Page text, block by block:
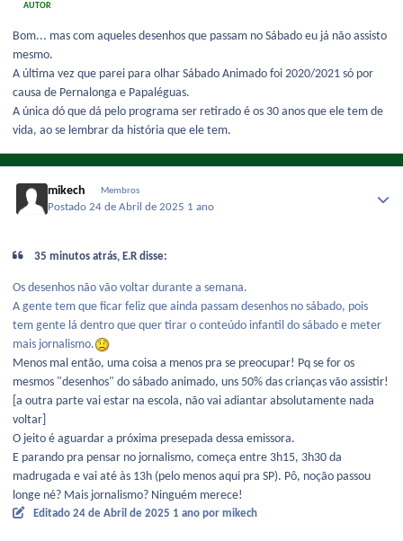
AUTOR
Bom... mas com aqueles desenhos que passam no Sábado eu já não assisto
mesmo.
A última vez que parei para olhar Sábado Animado foi 2020/2021 só por
causa de Pernalonga e Papaléguas.
A única dó que dá pelo programa ser retirado é os 30 anos que ele tem de
vida, ao se lembrar da história que ele tem.
mikech Membros
Postado24 de Abril de 2025 1 ano
35 minutos atrás, E.R disse:
Os desenhos não vão voltar durante a semana.
A gente tem que ficar feliz que ainda passam desenhos no sábado, pois
tem gente lá dentro que quer tirar o conteúdo infantil do sábado e meter
mais jornalismo.
Menos mal então, uma coisa a menos pra se preocupar! Pq se for os
mesmos "desenhos" do sábado animado, uns 50% das crianças vão assistir!
[a outra parte vai estar na escola, não vai adiantar absolutamente nada
voltar]
O jeito é aguardar a próxima presepada dessa emissora.
E parando pra pensar no jornalismo, começa entre 3h15, 3h30 da
madrugada e vai até às 13h (pelo menos aqui pra SP). Pô, noção passou
longe né? Mais jornalismo? Ninguém merece!
Editado 24 de Abril de 2025 1 ano por mikech